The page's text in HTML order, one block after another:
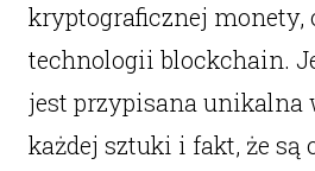
kryptograficznej monety,
technologii blockchain.
jest przypisana unikalna
każdej sztuki i fakt, że są